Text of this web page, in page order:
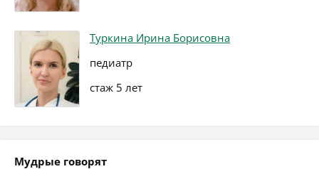
Туркина Ирина Борисовна
педиатр
стаж 5 лет
Мудрые говорят